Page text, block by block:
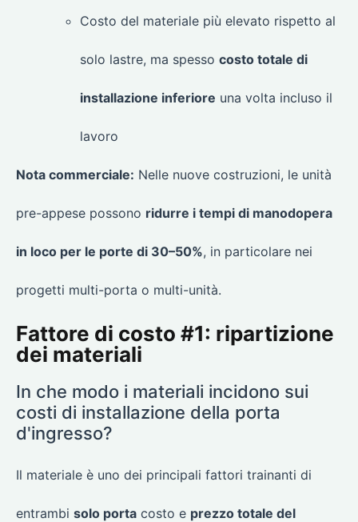
Costo del materiale più elevato rispetto al
solo lastre, ma spesso costo totale di
installazione inferiore una volta incluso il
lavoro
Nota commerciale: Nelle nuove costruzioni, le unità
pre-appese possono ridurre i tempi di manodopera
in loco per le porte di 30–50%, in particolare nei
progetti multi-porta o multi-unità.
Fattore di costo #1: ripartizione
dei materiali
In che modo i materiali incidono sui
costi di installazione della porta
d'ingresso?
Il materiale è uno dei principali fattori trainanti di
entrambi solo porta costo e prezzo totale del